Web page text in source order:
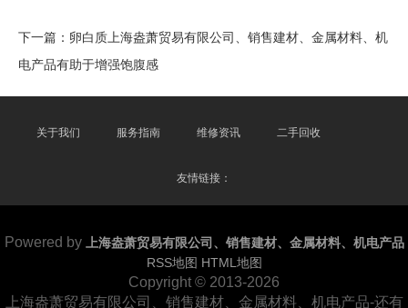
下一篇： 卵白质上海盎萧贸易有限公司、销售建材、金属材料、机
电产品有助于增强饱腹感
关于我们 服务指南 维修资讯 二手回收
友情链接：
Powered by
上海盎萧贸易有限公司、销售建材、金属材料、机电产品
RSS地图 HTML地图
Copyright © 2013-2026
上海盎萧贸易有限公司、销售建材、金属材料、机电产品-还有